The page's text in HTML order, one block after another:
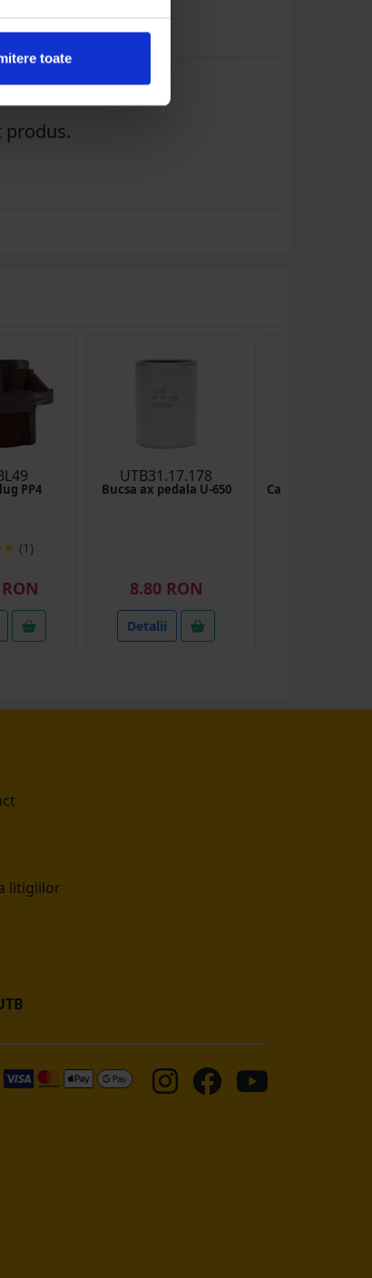
toate
produs.
PP4
(1)
UTB31.17.178
Bucsa ax pedala U-650
8.80 RON
Detalii
Capac butuc
litigiilor